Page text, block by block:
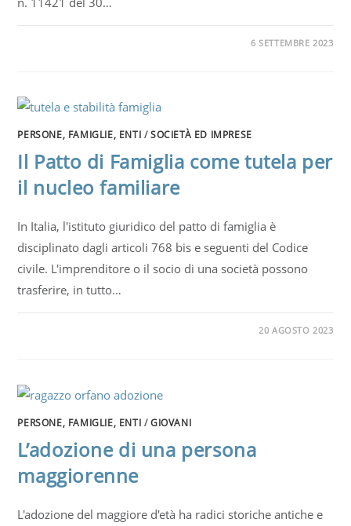
6 SETTEMBRE 2023
PERSONE, FAMIGLIE, ENTI /SOCIETÀ ED IMPRESE
Il Patto di Famiglia come tutela per
il nucleo familiare
In Italia, l'istituto giuridico del patto di famiglia è
disciplinato dagli articoli 768 bis e seguenti del Codice
civile. L'imprenditore o il socio di una società possono
trasferire, in tutto…
20 AGOSTO 2023
PERSONE, FAMIGLIE, ENTI /GIOVANI
L’adozione di una persona
maggiorenne
L'adozione del maggiore d'età ha radici storiche antiche e